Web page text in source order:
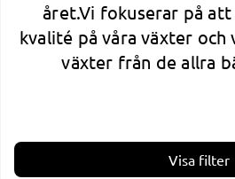
året.Vi fokuserar på
kvalité på våra växter
växter från de allra
Filtrera